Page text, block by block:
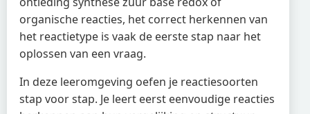
organische reacties, het correct herkennen van
het reactietype is vaak de eerste stap naar het
oplossen van een vraag.
In deze leeromgeving oefen je reactiesoorten
stap voor stap. Je leert eerst eenvoudige reacties